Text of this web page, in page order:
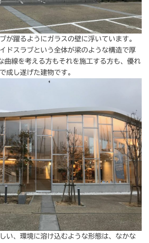
が躍るようにガラスの壁に浮いています。
ドスラブという全体が梁のような構造で厚
線を考える方もそれを施工する方も、優れ
成し遂げた建物です。
い、環境に溶け込むような形態は、なかな